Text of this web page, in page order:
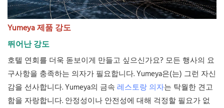
Yumeya 제품 강도
뛰어난 강도
호텔 연회를 더욱 돋보이게 만들고 싶으신가요? 모든 행사의 요
구사항을 충족하는 의자가 필요합니다. Yumeya은(는) 그런 자신
감을 선사합니다. Yumeya의 금속 레스토랑 의자는 탁월한 견고
함을 자랑합니다. 안정성이나 안전성에 대해 걱정할 필요가 없